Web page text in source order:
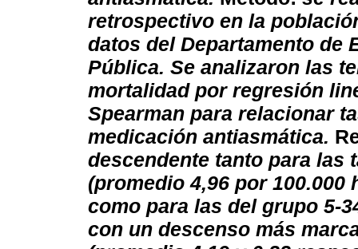
retrospectivo en la
datos del Departamento de
Pública. Se analizaron las
mortalidad por regresión
Spearman para relacionar
medicación antiasmática.
descendente tanto para las
(promedio 4,96 por
como para las del grupo 5-
con un descenso más